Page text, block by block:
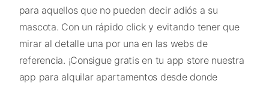
para aquellos que no pueden decir adiós a su
mascota. Con un rápido click y evitando tener que
mirar al detalle una por una en las webs de
referencia. ¡Consigue gratis en tu app store nuestra
app para alquilar apartamentos desde donde